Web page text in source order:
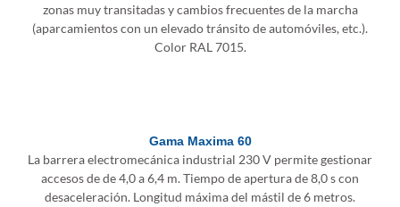
zonas muy transitadas y cambios frecuentes de la marcha
(aparcamientos con un elevado tránsito de automóviles, etc.).
Color RAL 7015.
Gama Maxima 60
La barrera electromecánica industrial 230 V permite gestionar
accesos de de 4,0 a 6,4 m. Tiempo de apertura de 8,0 s con
desaceleración. Longitud máxima del mástil de 6 metros.